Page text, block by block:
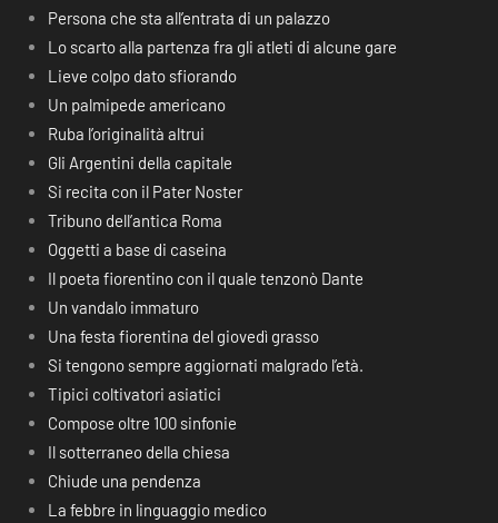
Persona che sta all’entrata di un palazzo
Lo scarto alla partenza fra gli atleti di alcune gare
Lieve colpo dato sfiorando
Un palmipede americano
Ruba l’originalità altrui
Gli Argentini della capitale
Si recita con il Pater Noster
Tribuno dell’antica Roma
Oggetti a base di caseina
Il poeta fiorentino con il quale tenzonò Dante
Un vandalo immaturo
Una festa fiorentina del giovedì grasso
Si tengono sempre aggiornati malgrado l’età.
Tipici coltivatori asiatici
Compose oltre 100 sinfonie
Il sotterraneo della chiesa
Chiude una pendenza
La febbre in linguaggio medico